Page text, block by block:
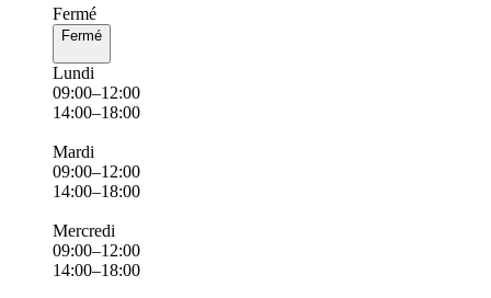
Fermé
Fermé
Lundi
09:00–12:00
14:00–18:00
Mardi
09:00–12:00
14:00–18:00
Mercredi
09:00–12:00
14:00–18:00